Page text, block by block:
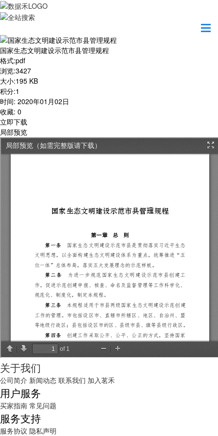
国家生态文明建设示范市县管理规程
格式:pdf
浏览:3427
大小:195 KB
积分:1
时间: 2020年01月02日
收藏: 0
立即下载
局部预览
关于我们
公司简介 新闻动态 联系我们 加入茗禾
用户服务
买家指南 常见问题
服务支持
服务协议 隐私声明